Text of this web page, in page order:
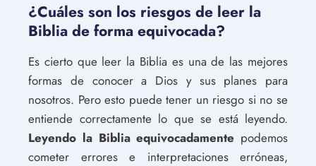
¿Cuáles son los riesgos de leer la
Biblia de forma equivocada?
Es cierto que leer la Biblia es una de las mejores
formas de conocer a Dios y sus planes para
nosotros. Pero esto puede tener un riesgo si no se
entiende correctamente lo que se está leyendo.
Leyendo la Biblia equivocadamente podemos
cometer errores e interpretaciones erróneas,